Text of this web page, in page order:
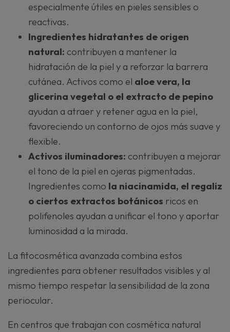
especialmente útiles en pieles sensibles o
reactivas.
Ingredientes hidratantes de origen
natural: contribuyen a mantener la
hidratación de la piel y a reforzar la barrera
cutánea. Activos como el aloe vera, la
glicerina vegetal o el extracto de pepino
ayudan a atraer y retener agua en la piel,
favoreciendo un contorno de ojos más suave y
flexible.
Activos iluminadores: contribuyen a mejorar
el tono de la piel en ojeras pigmentadas.
Ingredientes como la niacinamida, el regaliz
o ciertos extractos botánicos ricos en
polifenoles ayudan a unificar el tono y aportar
luminosidad a la mirada.
La fitocosmética avanzada combina estos
ingredientes para obtener resultados visibles y al
mismo tiempo respetar la sensibilidad de la zona
periocular.
En centros que trabajan con cosmética natural